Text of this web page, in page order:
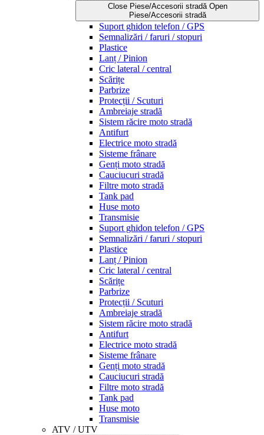
Close Piese/Accesorii stradă Open
Piese/Accesorii stradă
Suport ghidon telefon / GPS
Semnalizări / faruri / stopuri
Plastice
Lanț / Pinion
Cric lateral / central
Scărițe
Parbrize
Protecții / Scuturi
Ambreiaje stradă
Sistem răcire moto stradă
Antifurt
Electrice moto stradă
Sisteme frânare
Genți moto stradă
Cauciucuri stradă
Filtre moto stradă
Tank pad
Huse moto
Transmisie
Suport ghidon telefon / GPS
Semnalizări / faruri / stopuri
Plastice
Lanț / Pinion
Cric lateral / central
Scărițe
Parbrize
Protecții / Scuturi
Ambreiaje stradă
Sistem răcire moto stradă
Antifurt
Electrice moto stradă
Sisteme frânare
Genți moto stradă
Cauciucuri stradă
Filtre moto stradă
Tank pad
Huse moto
Transmisie
ATV / UTV